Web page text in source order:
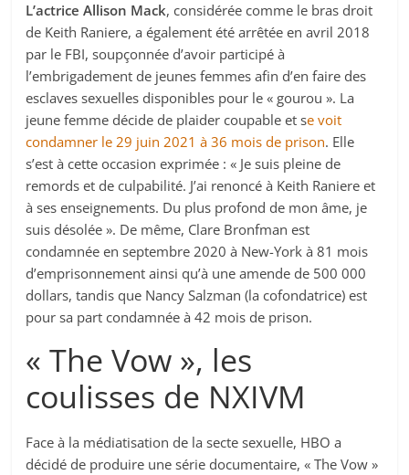
L’actrice Allison Mack, considérée comme le bras droit
de Keith Raniere, a également été arrêtée en avril 2018
par le FBI, soupçonnée d’avoir participé à
l’embrigadement de jeunes femmes afin d’en faire des
esclaves sexuelles disponibles pour le « gourou ». La
jeune femme décide de plaider coupable et se voit
condamner le 29 juin 2021 à 36 mois de prison. Elle
s’est à cette occasion exprimée : « Je suis pleine de
remords et de culpabilité. J’ai renoncé à Keith Raniere et
à ses enseignements. Du plus profond de mon âme, je
suis désolée ». De même, Clare Bronfman est
condamnée en septembre 2020 à New-York à 81 mois
d’emprisonnement ainsi qu’à une amende de 500 000
dollars, tandis que Nancy Salzman (la cofondatrice) est
pour sa part condamnée à 42 mois de prison.
« The Vow », les
coulisses de NXIVM
Face à la médiatisation de la secte sexuelle, HBO a
décidé de produire une série documentaire, « The Vow »